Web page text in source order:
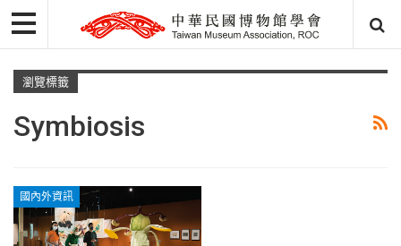
瀏覽標籤
Symbiosis
國內外資訊